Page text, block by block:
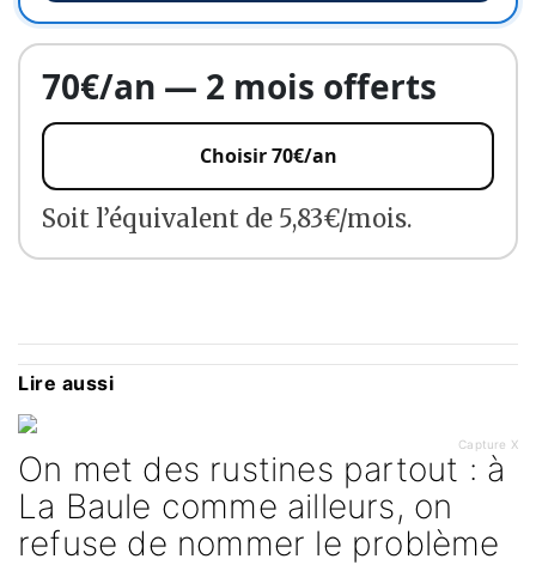
70€/an — 2 mois offerts
Choisir 70€/an
Soit l’équivalent de 5,83€/mois.
Lire aussi
Capture X
On met des rustines partout : à
La Baule comme ailleurs, on
refuse de nommer le problème